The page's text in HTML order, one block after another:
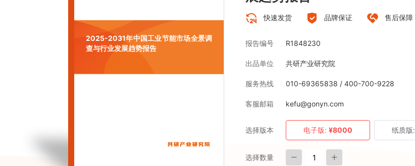
2025-2031年中国工业节能市场全景调
查与行业发展趋势报告
快速发货 品牌保证 售后保障
报告编号 R1848230
出品单位 共研产业研究院
服务热线 010-69365838 / 400-700-9228
客服邮箱 kefu@gonyn.com
选择版本 电子版: ¥8000 纸质版:
选择数量